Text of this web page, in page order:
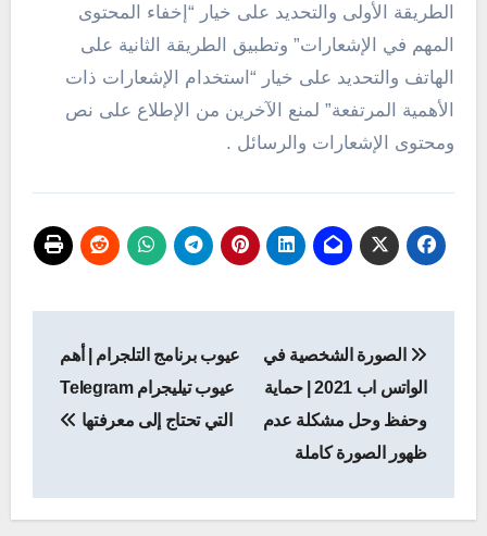
الطريقة الأولى والتحديد على خيار “إخفاء المحتوى
المهم في الإشعارات” وتطبيق الطريقة الثانية على
الهاتف والتحديد على خيار “استخدام الإشعارات ذات
الأهمية المرتفعة” لمنع الآخرين من الإطلاع على نص
ومحتوى الإشعارات والرسائل .
المقالات
الصورة الشخصية في
الواتس اب 2021 | حماية
وحفظ وحل مشكلة عدم
ظهور الصورة كاملة
عيوب برنامج التلجرام | أهم
عيوب تيليجرام Telegram
التي تحتاج إلى معرفتها